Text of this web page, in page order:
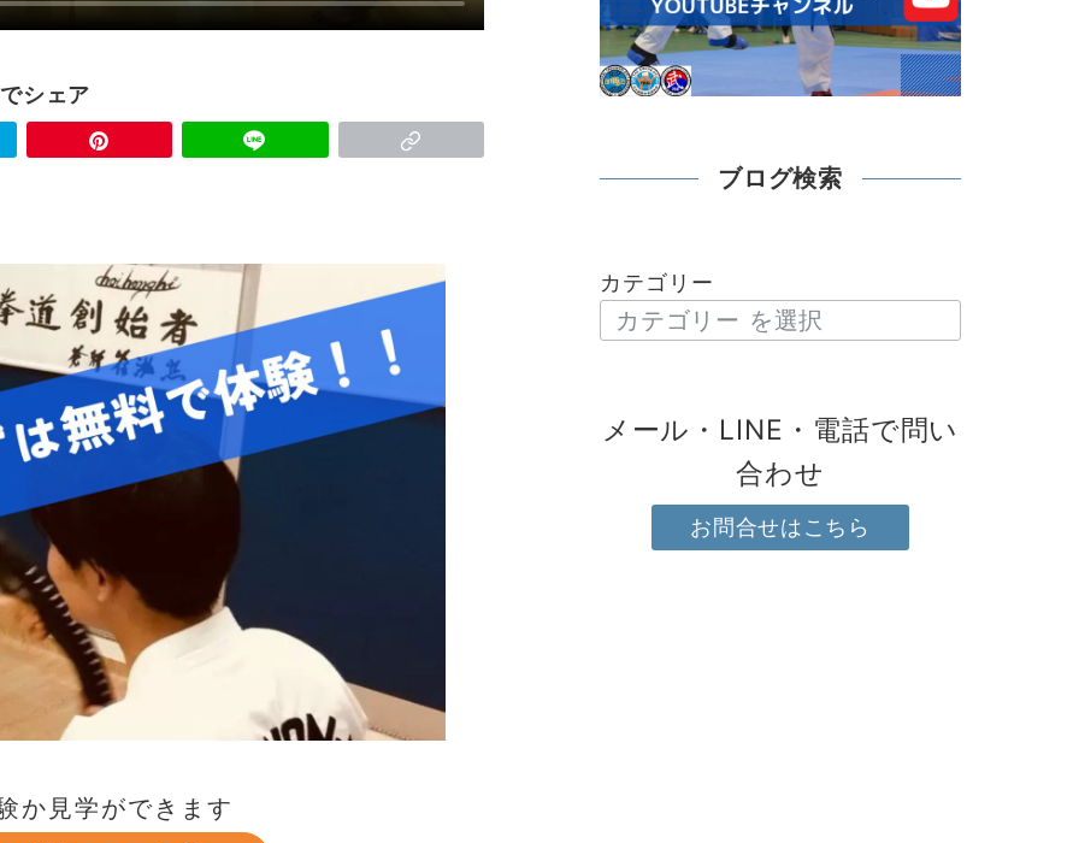
シェア
か見学ができます
ブログ検索
カテゴリー
メール・LINE・電話で問い
合わせ
お問合せはこちら